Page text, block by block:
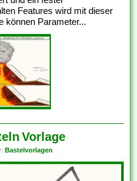
Features wird mit dieser
können Parameter...
Vorlage
Bastelvorlagen